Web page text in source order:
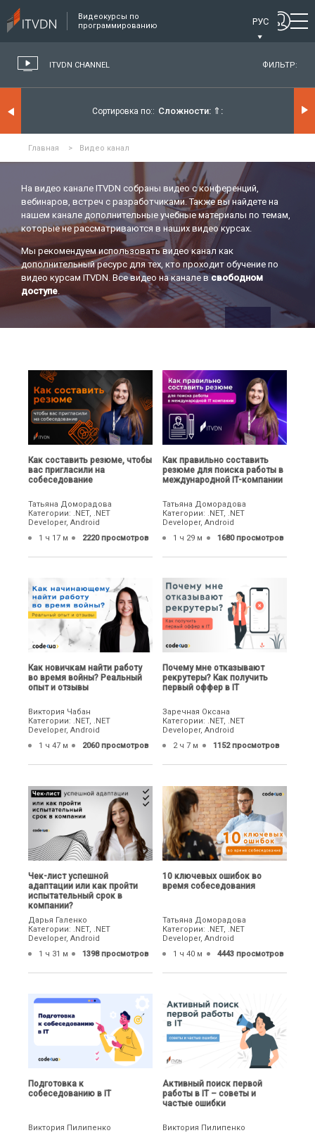
Видеокурсы по
программированию
РУС
ITVDN CHANNEL ФИЛЬТР:
Сортировка по: Сложности: ⇑
Главная > Видео канал
На видео канале ITVDN собраны видео с конференций,
вебинаров, встреч с разработчиками. Также вы найдете на
нашем канале дополнительные учебные материалы по темам,
которые не рассматриваются в наших видео курсах.
Мы рекомендуем использовать видео канал как
дополнительный ресурс для тех, кто проходит обучение по
видео курсам ITVDN. Все видео на канале всвободном
доступе.
Как составить резюме, чтобы
вас пригласили на
собеседование
Татьяна Доморадова
Категории: .NET, .NET
Developer, Android
1 ч 17 м
2220 просмотров
Как правильно составить
резюме для поиска работы в
международной IT-компании
Татьяна Доморадова
Категории: .NET, .NET
Developer, Android
1 ч 29 м
1680 просмотров
Как новичкам найти работу
во время войны? Реальный
опыт и отзывы
Виктория Чабан
Категории: .NET, .NET
Developer, Android
1 ч 47 м
2060 просмотров
Почему мне отказывают
рекрутеры? Как получить
первый оффер в IT
Заречная Оксана
Категории: .NET, .NET
Developer, Android
2 ч 7 м
1152 просмотров
Чек-лист успешной
адаптации или как пройти
испытательный срок в
компании?
Дарья Галенко
Категории: .NET, .NET
Developer, Android
1 ч 31 м
1398 просмотров
10 ключевых ошибок во
время собеседования
Татьяна Доморадова
Категории: .NET, .NET
Developer, Android
1 ч 40 м
4443 просмотров
Подготовка к
собеседованию в IT
Виктория Пилипенко
Активный поиск первой
работы в IT – советы и
частые ошибки
Виктория Пилипенко